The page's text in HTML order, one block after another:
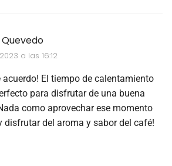
a las 16:12
acuerdo! El tiempo de calentamiento
para disfrutar de una buena
como aprovechar ese momento
disfrutar del aroma y sabor del café!